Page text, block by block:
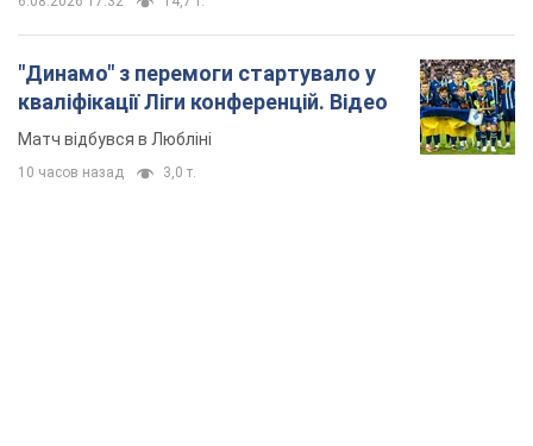
"Динамо" з перемоги стартувало у
кваліфікації Ліги конференцій. Відео
Матч відбувся в Любліні
10 часов назад 3,0 т.